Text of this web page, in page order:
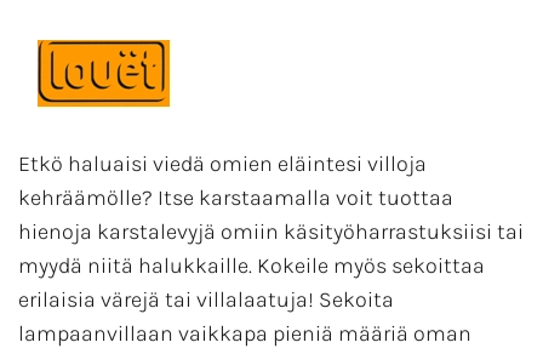
Etkö haluaisi viedä omien eläintesi villoja
kehräämölle? Itse karstaamalla voit tuottaa
hienoja karstalevyjä omiin käsityöharrastuksiisi tai
myydä niitä halukkaille. Kokeile myös sekoittaa
erilaisia värejä tai villalaatuja! Sekoita
lampaanvillaan vaikkapa pieniä määriä oman